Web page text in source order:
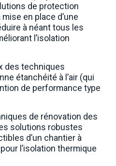
de protection
en place d’une
à néant tous les
l’isolation
des techniques
étanchéité à l’air (qui
de performance type
de rénovation des
solutions robustes
d’un chantier à
l’isolation thermique